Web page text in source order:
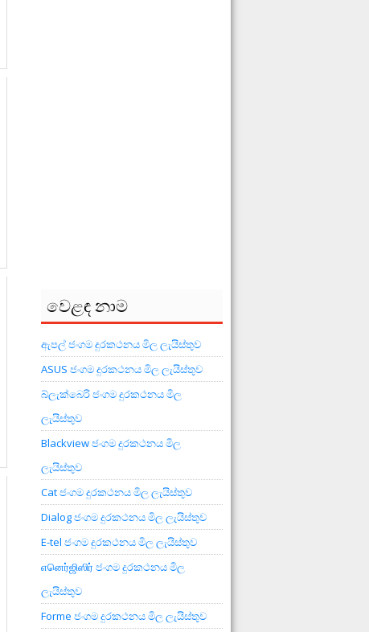
වෙළඳ නාම
ඇපල් ජංගම දුරකථනය මිල ලැයිස්තුව
ASUS ජංගම දුරකථනය මිල ලැයිස්තුව
බ්ලැක්බෙරි ජංගම දුරකථනය මිල
ලැයිස්තුව
Blackview ජංගම දුරකථනය මිල
ලැයිස්තුව
Cat ජංගම දුරකථනය මිල ලැයිස්තුව
Dialog ජංගම දුරකථනය මිල ලැයිස්තුව
E-tel ජංගම දුරකථනය මිල ලැයිස්තුව
எனெர்ஜிஸிர் ජංගම දුරකථනය මිල
ලැයිස්තුව
Forme ජංගම දුරකථනය මිල ලැයිස්තුව